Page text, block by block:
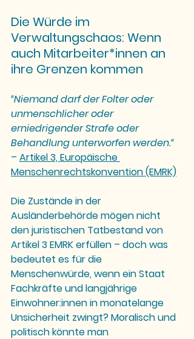
Die Würde im
Verwaltungschaos: Wenn
auch Mitarbeiter*innen an
ihre Grenzen kommen
“Niemand darf der Folter oder
unmenschlicher oder
erniedrigender Strafe oder
Behandlung unterworfen werden.“
– Artikel 3, Europäische
Menschenrechtskonvention (EMRK)
Die Zustände in der
Ausländerbehörde mögen nicht
den juristischen Tatbestand von
Artikel 3 EMRK erfüllen – doch was
bedeutet es für die
Menschenwürde, wenn ein Staat
Fachkräfte und langjährige
Einwohner:innen in monatelange
Unsicherheit zwingt? Moralisch und
politisch könnte man